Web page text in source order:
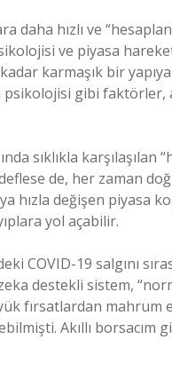
daha hızlı ve
ve piyasa
karmaşık bir
psikolojisi gibi faktörler,
sıklıkla karşılaşılan
de, her zaman
değişen piyasa
yol açabilir.
COVID-19 salgını
destekli sistem,
fırsatlardan mahrum
Akıllı borsacım